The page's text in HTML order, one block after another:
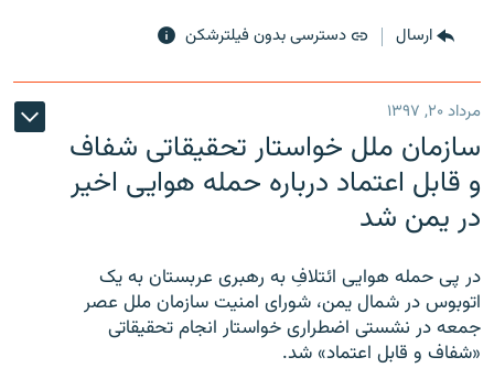
ارسال دسترسی بدون فیلترشکن
مرداد ۲۰, ۱۳۹۷
سازمان ملل خواستار تحقیقاتی شفاف
و قابل اعتماد درباره حمله هوایی اخیر
در یمن شد
در پی حمله هوایی ائتلافِ به رهبری عربستان به یک
اتوبوس در شمال یمن، شورای امنیت سازمان ملل عصر
جمعه در نشستی اضطراری خواستار انجام تحقیقاتی
«شفاف و قابل اعتماد» شد.